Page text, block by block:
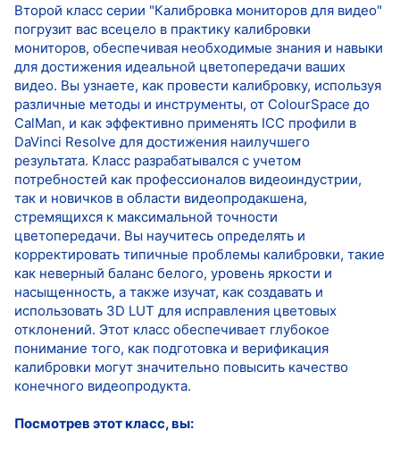
Второй класс серии "Калибровка мониторов для видео"
погрузит вас всецело в практику калибровки
мониторов, обеспечивая необходимые знания и навыки
для достижения идеальной цветопередачи ваших
видео. Вы узнаете, как провести калибровку, используя
различные методы и инструменты, от ColourSpace до
CalMan, и как эффективно применять ICC профили в
DaVinci Resolve для достижения наилучшего
результата. Класс разрабатывался с учетом
потребностей как профессионалов видеоиндустрии,
так и новичков в области видеопродакшена,
стремящихся к максимальной точности
цветопередачи. Вы научитесь определять и
корректировать типичные проблемы калибровки, такие
как неверный баланс белого, уровень яркости и
насыщенность, а также изучат, как создавать и
использовать 3D LUT для исправления цветовых
отклонений. Этот класс обеспечивает глубокое
понимание того, как подготовка и верификация
калибровки могут значительно повысить качество
конечного видеопродукта.
Посмотрев этот класс, вы: